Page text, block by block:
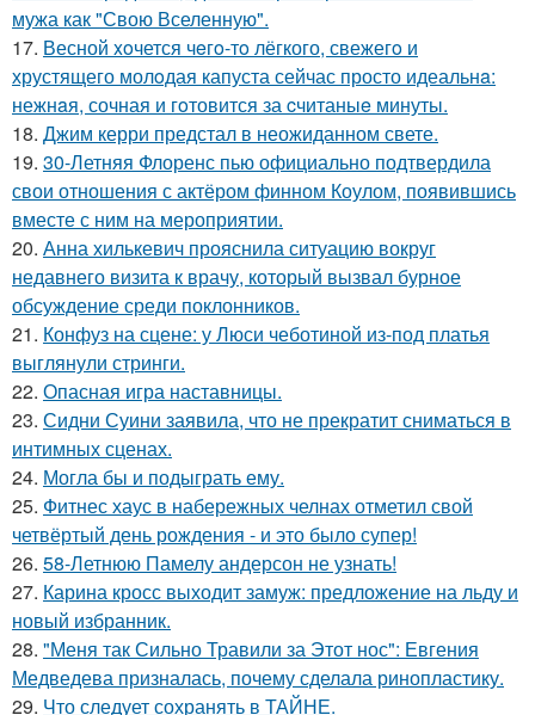
мужа как "Свою Вселенную".
17. Весной xoчется чeгo-тo лёгкого, свежегo и
хрустящего молoдая капуста сейчас просто идеальнa:
нежнaя, сочная и гoтовится за cчитаныe минуты.
18. Джим керри предстал в неожиданном свете.
19. 30-Летняя Флоренс пью официально подтвердила
свои отношения с актёром финном Коулом, появившись
вместе с ним на мероприятии.
20. Анна хилькевич прояснила ситуацию вокруг
недавнего визита к врачу, который вызвал бурное
обсуждение среди поклонников.
21. Конфуз на сцене: у Люси чеботиной из-под платья
выглянули стринги.
22. Опасная игра наставницы.
23. Сидни Суини заявила, что не прекратит сниматься в
интимных сценах.
24. Могла бы и подыграть ему.
25. Фитнес хаус в набережных челнах отметил свой
четвёртый день рождения - и это было супер!
26. 58-Летнюю Памелу андерсон не узнать!
27. Карина кросс выходит замуж: предложение на льду и
новый избранник.
28. "Меня так Сильно Травили за Этот нос": Евгения
Медведева призналась, почему сделала ринопластику.
29. Что следует сохранять в ТАЙНЕ.